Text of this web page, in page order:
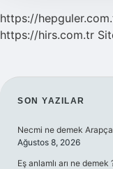
https://
https://hirs.com.tr
SON YAZILAR
Necmi ne demek
Ağustos 8, 2026
Eş anlamlı arı ne demek